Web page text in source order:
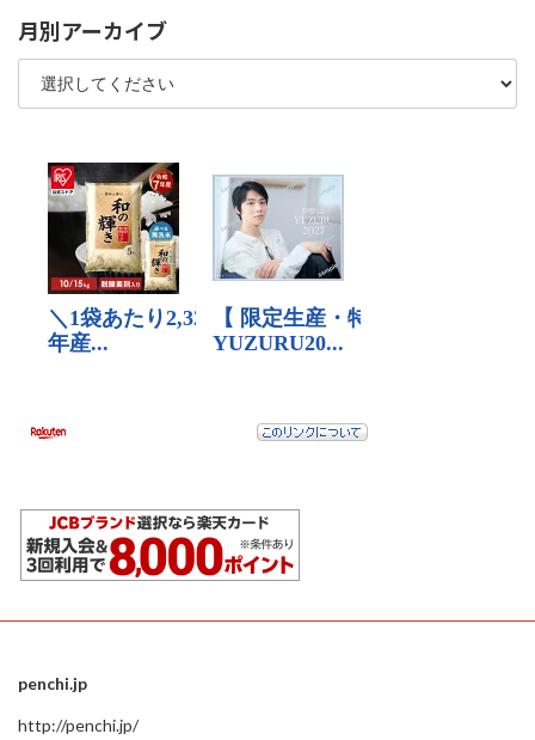
月別アーカイブ
penchi.jp
http://penchi.jp/